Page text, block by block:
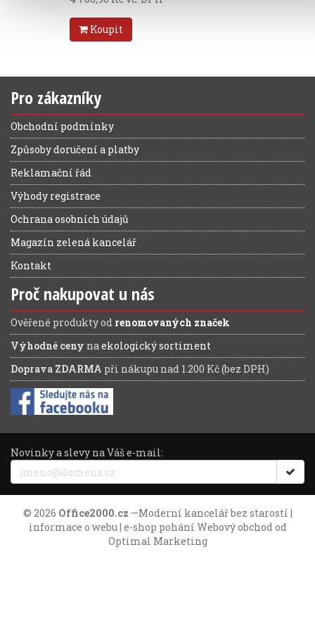
Koupit
Pro zákazníky
Obchodní podmínky
Způsoby doručení a platby
Reklamační řád
Výhody registrace
Ochrana osobních údajů
Magazín zelená kancelář
Kontakt
Proč nakupovat u nás
Ověřené produkty od renomovaných značek
Výhodné ceny naekologický sortiment
Doprava ZDARMA při nákupu nad 1.200 Kč (bez DPH)
Novinky a slevy na Váš e-mail:
© 2026 Office2000.cz —Moderní kancelář bez starostí |
informace o webu| e-shop pohání Webový obchodod
Optimal Marketing